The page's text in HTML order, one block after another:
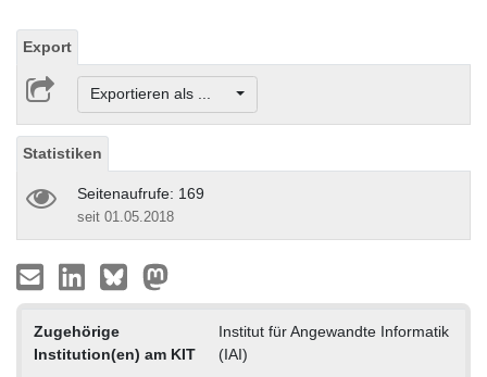
Export
Exportieren als ...
Statistiken
Seitenaufrufe: 169
seit 01.05.2018
Zugehörige
Institution(en) am KIT
Institut für Angewandte Informatik
(IAI)